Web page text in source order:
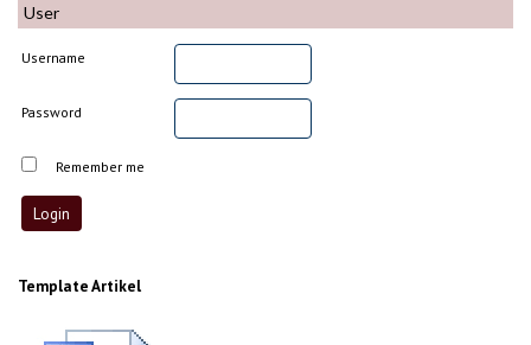
User
Username
Password
Remember me
Template Artikel